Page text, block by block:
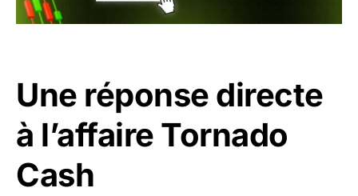
Une réponse directe
à l’affaire Tornado
Cash